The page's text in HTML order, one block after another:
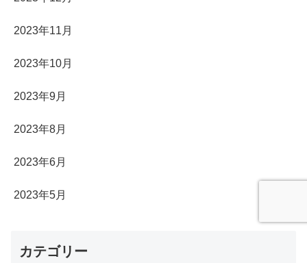
2023年11月
2023年10月
2023年9月
2023年8月
2023年6月
2023年5月
カテゴリー